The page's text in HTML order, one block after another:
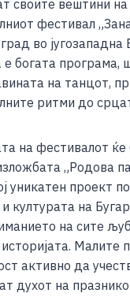
A
p
p
своите вештини на
фестивал
во југозападна
богата програма,
на танцот,
ритми до
на фестивалот ќе
„Родова
уникатен проект
културата на
на сите
Малите
активно да
духот на